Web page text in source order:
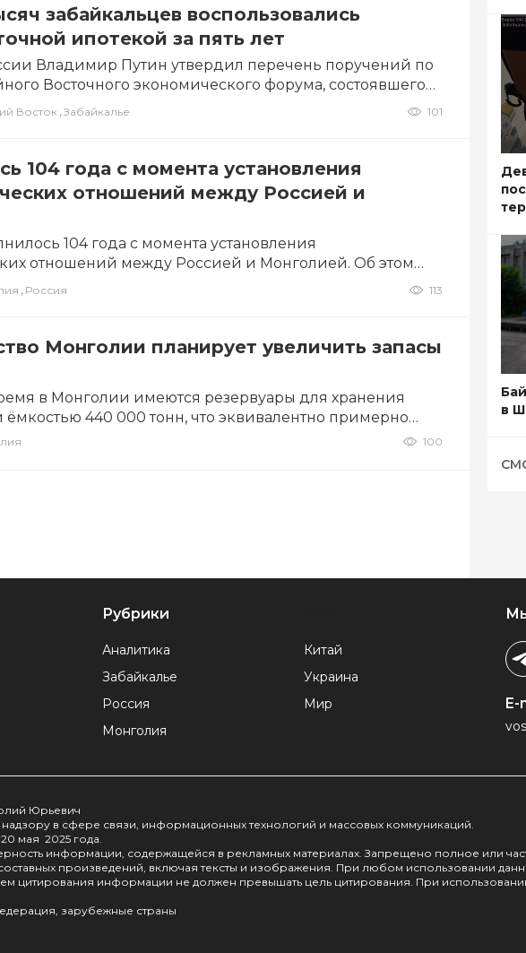
забайкальцев воспользовались
ипотекой за пять лет
Владимир Путин утвердил перечень поручений по
Восточного экономического форума, состоявшегося
года. В…
Восток ,Забайкалье 101
104 года с момента установления
отношений между Россией и
104 года с момента установления
отношений между Россией и Монголией. Об этом
канале…
, Россия 113
Монголии планирует увеличить запасы
в Монголии имеются резервуары для хранения
440 000 тонн, что эквивалентно примерно
100
в
Рубрики
Аналитика
Забайкалье
Россия
Монголия
Китай
Украина
Мир
E-
Юрьевич
в сфере связи, информационных технологий и массовых коммуникаций.
мая 2025 года.
информации, содержащейся в рекламных материалах. Запрещено полное или
произведений, включая тексты и изображения. При любом использовании
цитирования информации не должен превышать цель цитирования. При
зарубежные страны